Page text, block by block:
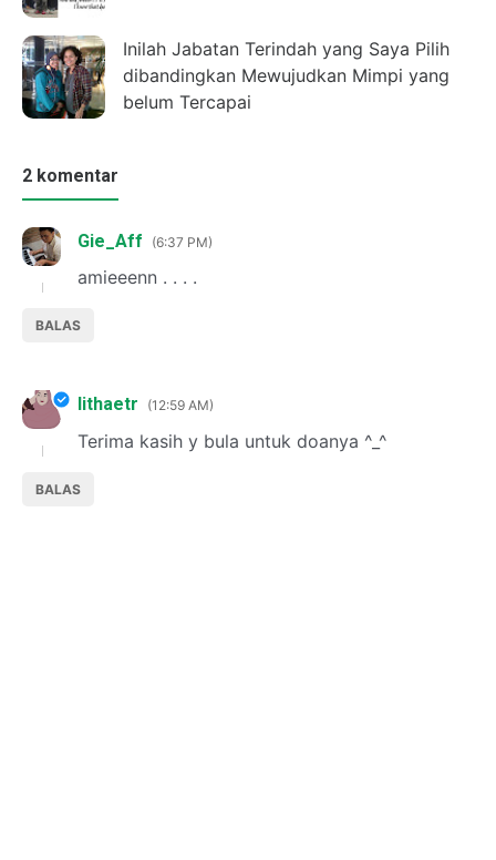
Inilah Jabatan Terindah yang Saya Pilih
dibandingkan Mewujudkan Mimpi yang
belum Tercapai
2 komentar
Gie_Aff 6:37 PM
amieeenn . . . .
BALAS
lithaetr 12:59 AM
Terima kasih y bula untuk doanya ^_^
BALAS